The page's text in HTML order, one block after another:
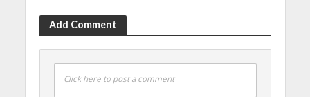
Add Comment
Click here to post a comment